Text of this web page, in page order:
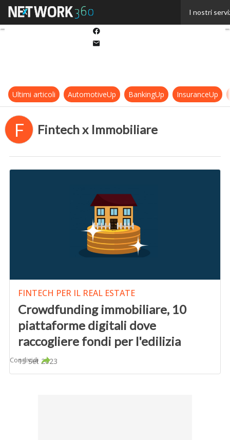
I nostri
Ultimi articoli AutomotiveUp BankingUp InsuranceUp
F Fintech x Immobiliare
FINTECH PER IL REAL ESTATE
Crowdfunding immobiliare, 10
piattaforme digitali dove
raccogliere fondi per l'edilizia
15 Set 2023
Condividi